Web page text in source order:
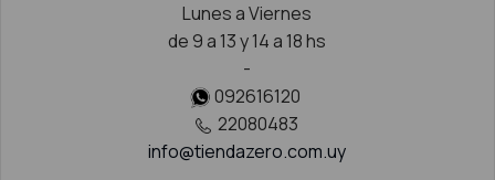
Lunes a Viernes
de 9 a 13 y 14 a 18 hs
-
092616120
22080483
info@tiendazero.com.uy